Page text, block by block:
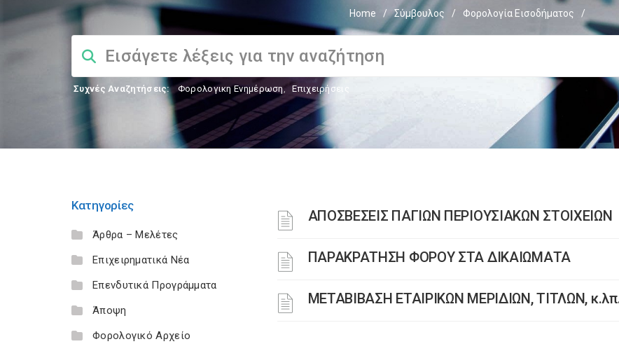
Home / Σύμβουλος / Φορολογία Εισοδήματος /
Συχνές Αναζητήσεις: Φορολογικη Ενημέρωση, Επιχειρήσεις
Κατηγορίες
Άρθρα – Μελέτες
Επιχειρηματικά Νέα
Επενδυτικά Προγράμματα
Άποψη
Φορολογικό Αρχείο
ΑΠΟΣΒΕΣΕΙΣ ΠΑΓΙΩΝ ΠΕΡΙΟΥΣΙΑΚΩΝ ΣΤΟΙΧΕΙΩΝ
ΠΑΡΑΚΡΑΤΗΣΗ ΦΟΡΟΥ ΣΤΑ ΔΙΚΑΙΩΜΑΤΑ
MEΤΑΒΙΒΑΣΗ ΕΤΑΙΡΙΚΩΝ ΜΕΡΙΔΙΩΝ, ΤΙΤΛΩΝ,